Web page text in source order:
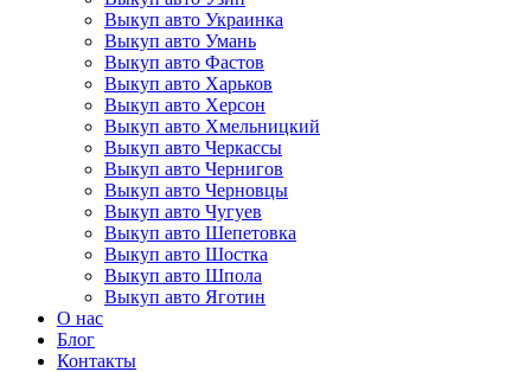
Выкуп авто Украинка
Выкуп авто Умань
Выкуп авто Фастов
Выкуп авто Харьков
Выкуп авто Херсон
Выкуп авто Хмельницкий
Выкуп авто Черкассы
Выкуп авто Чернигов
Выкуп авто Черновцы
Выкуп авто Чугуев
Выкуп авто Шепетовка
Выкуп авто Шостка
Выкуп авто Шпола
Выкуп авто Яготин
О нас
Блог
Контакты